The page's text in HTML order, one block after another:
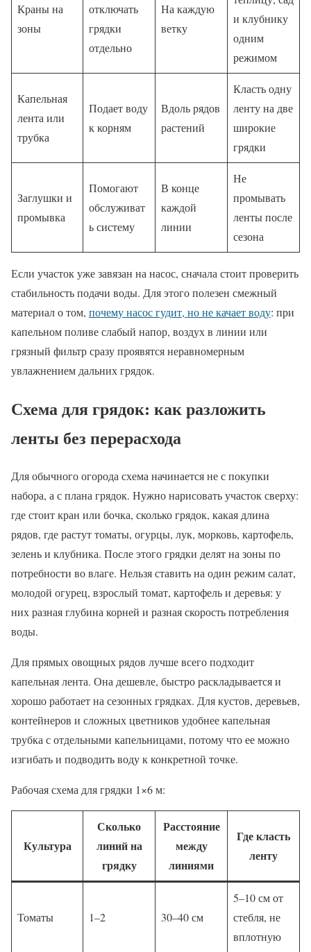
Краны на
зоны
отключать
грядки
отдельно
На каждую
ветку
и клубнику
одним
режимом
Капельная
лента или
трубка
Подает воду
к корням
Вдоль рядов
растений
Класть одну
ленту на две
широкие
грядки
Заглушки и
промывка
Помогают
обслуживат
ь систему
В конце
каждой
линии
Не
промывать
ленты после
сезона
Если участок уже завязан на насос, сначала стоит проверить
стабильность подачи воды. Для этого полезен смежный
материал о том, почему насос гудит, но не качает воду: при
капельном поливе слабый напор, воздух в линии или
грязный фильтр сразу проявятся неравномерным
увлажнением дальних грядок.
Схема для грядок: как разложить
ленты без перерасхода
Для обычного огорода схема начинается не с покупки
набора, а с плана грядок. Нужно нарисовать участок сверху:
где стоит кран или бочка, сколько грядок, какая длина
рядов, где растут томаты, огурцы, лук, морковь, картофель,
зелень и клубника. После этого грядки делят на зоны по
потребности во влаге. Нельзя ставить на один режим салат,
молодой огурец, взрослый томат, картофель и деревья: у
них разная глубина корней и разная скорость потребления
воды.
Для прямых овощных рядов лучше всего подходит
капельная лента. Она дешевле, быстро раскладывается и
хорошо работает на сезонных грядках. Для кустов, деревьев,
контейнеров и сложных цветников удобнее капельная
трубка с отдельными капельницами, потому что ее можно
изгибать и подводить воду к конкретной точке.
Рабочая схема для грядки 1×6 м:
Культура
Сколько
линий на
грядку
Расстояние
между
линиями
Где класть
ленту
Томаты 1–2 30–40 см
5–10 см от
стебля, не
вплотную